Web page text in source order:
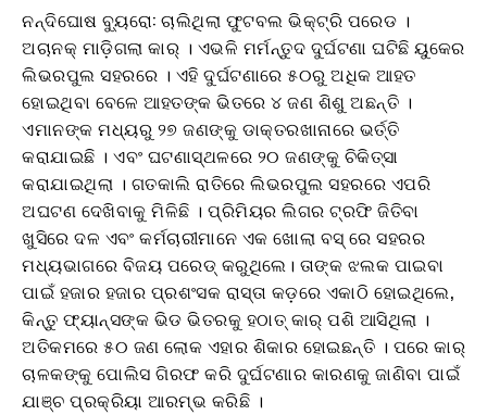
ନନ୍ଦିଘୋଷ ବ୍ୟୁରୋ: ଚାଲିଥିଲା ଫୁଟବଲ ଭିକ୍ଟ୍ରି ପରେଡ ।
ଅଚାନକ୍ ମାଡ଼ିଗଲା କାର୍ । ଏଭଳି ମର୍ମନ୍ତୁଦ ଦୁର୍ଘଟଣା ଘଟିଛି ୟୁକେର
ଲିଭରପୁଲ ସହରରେ । ଏହି ଦୁର୍ଘଟଣାରେ ୫୦ରୁ ଅଧିକ ଆହତ
ହୋଇଥିବା ବେଳେ ଆହତଙ୍କ ଭିତରେ ୪ ଜଣ ଶିଶୁ ଅଛନ୍ତି ।
ଏମାନଙ୍କ ମଧ୍ୟରୁ ୨୭ ଜଣଙ୍କୁ ଡାକ୍ତରଖାନାରେ ଭର୍ତ୍ତି
କରାଯାଇଛି । ଏବଂ ଘଟଣାସ୍ଥଳରେ ୨୦ ଜଣଙ୍କୁ ଚିକିତ୍ସା
କରାଯାଇଥିଲା । ଗତକାଲି ରାତିରେ ଲିଭରପୁଲ ସହରରେ ଏପରି
ଅଘଟଣ ଦେଖିବାକୁ ମିଳିଛି । ପ୍ରିମିୟର ଲିଗର ଟ୍ରଫି ଜିତିବା
ଖୁସିରେ ଦଳ ଏବଂ କର୍ମଚାରୀମାନେ ଏକ ଖୋଲା ବସ୍ ରେ ସହରର
ମଧ୍ୟଭାଗରେ ବିଜୟ ପରେଡ୍ କରୁଥିଲେ। ତାଙ୍କ ଝଲକ ପାଇବା
ପାଇଁ ହଜାର ହଜାର ପ୍ରଶଂସକ ରାସ୍ତା କଡ଼ରେ ଏକାଠି ହୋଇଥିଲେ,
କିନ୍ତୁ ଫ୍ୟାନ୍ସଙ୍କ ଭିଡ ଭିତରକୁ ହଠାତ୍ କାର୍ ପଶି ଆସିଥିଲା ।
ଅତିକମରେ ୫୦ ଜଣ ଲୋକ ଏହାର ଶିକାର ହୋଇଛନ୍ତି । ପରେ କାର୍
ଚାଳକଙ୍କୁ ପୋଲିସ ଗିରଫ କରି ଦୁର୍ଘଟଣାର କାରଣକୁ ଜାଣିବା ପାଇଁ
ଯାଞ୍ଚ ପ୍ରକ୍ରିୟା ଆରମ୍ଭ କରିଛି ।